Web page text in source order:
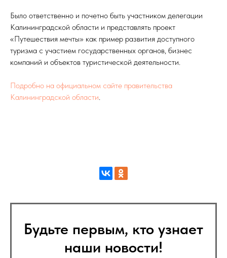
Было ответственно и почетно быть участником делегации
Калининградской области и представлять проект
«Путешествия мечты» как пример развития доступного
туризма с участием государственных органов, бизнес
компаний и объектов туристической деятельности.
Подробно на официальном сайте правительства
Калининградской области.
Будьте первым, кто узнает
наши новости!